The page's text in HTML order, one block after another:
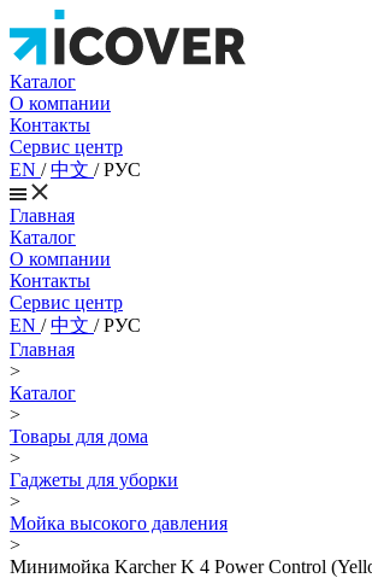
Каталог
О компании
Контакты
Сервис центр
EN /中文 /РУС
Главная
Каталог
О компании
Контакты
Сервис центр
EN /中文 /РУС
Главная
>
Каталог
>
Товары для дома
>
Гаджеты для уборки
>
Мойка высокого давления
>
Минимойка Karcher K 4 Power Control